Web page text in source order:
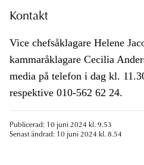
Kontakt
Vice chefsåklagare Helene
kammaråklagare Cecilia
media på telefon i dag kl.
respektive 010-562 62 24.
Publicerad: 10 juni 2024 kl. 9.53
Senast ändrad: 10 juni 2024 kl. 8.54